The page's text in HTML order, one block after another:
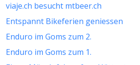
viaje.ch besucht mtbeer.ch
Entspannt Bikeferien geniessen
Enduro im Goms zum 2.
Enduro im Goms zum 1.